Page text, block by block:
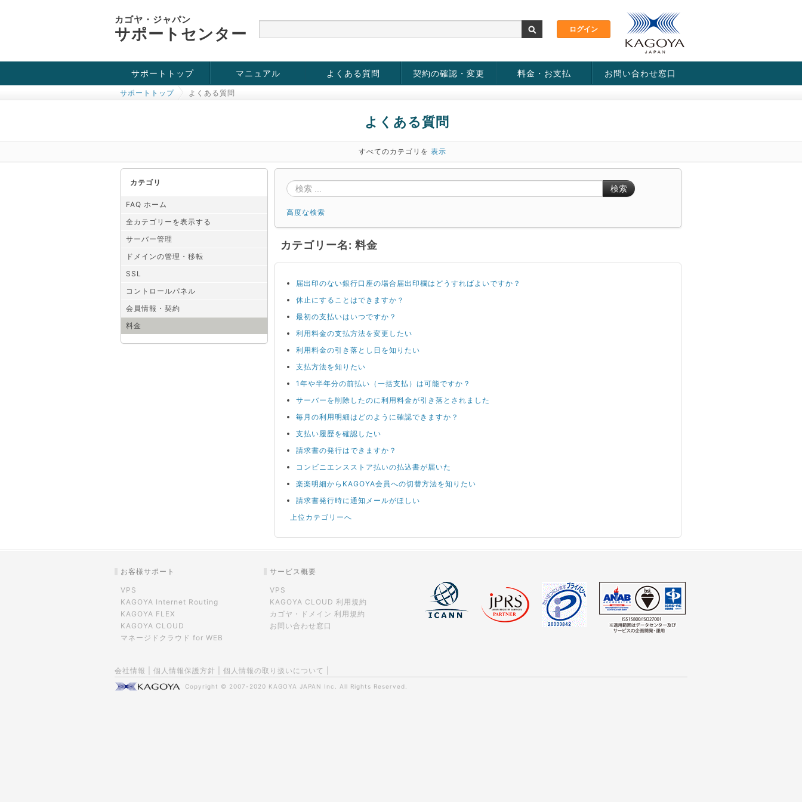
カゴヤ・ジャパン
サポートセンター
サポートトップ
お役立ち情報
チュートリアル
障害・メンテナンス情報
マニュアル よくある質問 契約の確認・変更 料金・お支払 お問い合わせ窓口
サポートトップ よくある質問
よくある質問
すべてのカテゴリを 表示
カテゴリ
FAQ ホーム
全カテゴリーを表示する
サーバー管理
ドメインの管理・移転
SSL
コントロールパネル
会員情報・契約
料金
検索
高度な検索
カテゴリー名: 料金
届出印のない銀行口座の場合届出印欄はどうすればよいですか？
休止にすることはできますか？
最初の支払いはいつですか？
利用料金の支払方法を変更したい
利用料金の引き落とし日を知りたい
支払方法を知りたい
1年や半年分の前払い（一括支払）は可能ですか？
サーバーを削除したのに利用料金が引き落とされました
毎月の利用明細はどのように確認できますか？
支払い履歴を確認したい
請求書の発行はできますか？
コンビニエンスストア払いの払込書が届いた
楽楽明細からKAGOYA会員への切替方法を知りたい
請求書発行時に通知メールがほしい
上位カテゴリーへ
お客様サポート
VPS
KAGOYA Internet Routing
KAGOYA FLEX
KAGOYA CLOUD
マネージドクラウド for WEB
サービス概要
VPS
KAGOYA CLOUD 利用規約
カゴヤ・ドメイン 利用規約
お問い合わせ窓口
会社情報 個人情報保護方針 個人情報の取り扱いについて
Copyright © 2007-2020 KAGOYA JAPAN Inc. All Rights Reserved.